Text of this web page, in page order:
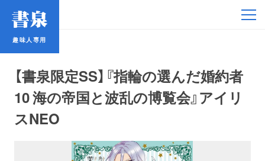
趣味人専用
【書泉限定SS】『指輪の選んだ婚約者
10 海の帝国と波乱の博覧会』アイリ
スNEO
趣味人専用